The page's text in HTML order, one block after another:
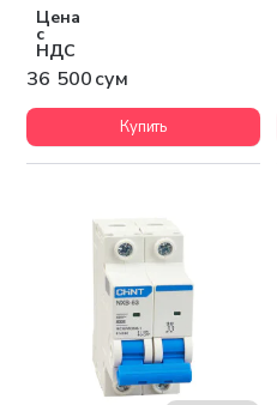
Цена
с
НДС
36 500 сум
Купить